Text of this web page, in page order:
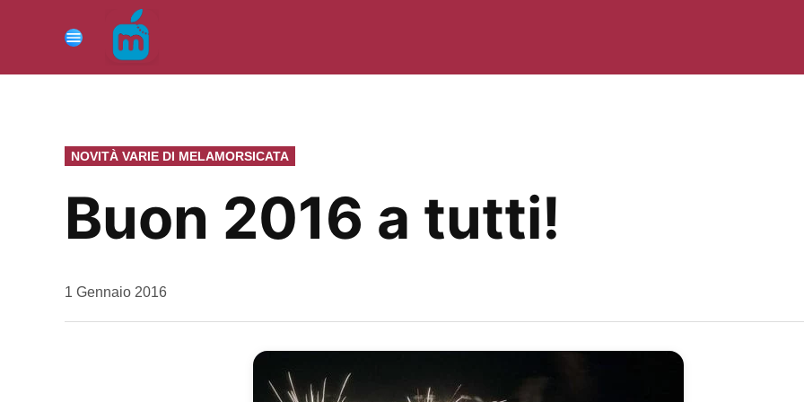
contenuto
Menu
PUBBLICATO
IN
NOVITÀ VARIE DI MELAMORSICATA
Buon 2016 a tutti!
da
1 Gennaio 2016